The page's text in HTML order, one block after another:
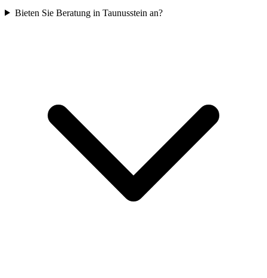
Bieten Sie Beratung in Taunusstein an?